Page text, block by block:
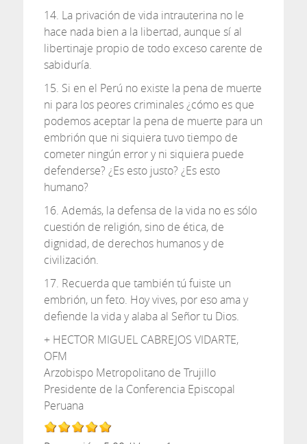
14. La privación de vida intrauterina no le
hace nada bien a la libertad, aunque sí al
libertinaje propio de todo exceso carente de
sabiduría.
15. Si en el Perú no existe la pena de muerte
ni para los peores criminales ¿cómo es que
podemos aceptar la pena de muerte para un
embrión que ni siquiera tuvo tiempo de
cometer ningún error y ni siquiera puede
defenderse? ¿Es esto justo? ¿Es esto
humano?
16. Además, la defensa de la vida no es sólo
cuestión de religión, sino de ética, de
dignidad, de derechos humanos y de
civilización.
17. Recuerda que también tú fuiste un
embrión, un feto. Hoy vives, por eso ama y
defiende la vida y alaba al Señor tu Dios.
+ HECTOR MIGUEL CABREJOS VIDARTE,
OFM
Arzobispo Metropolitano de Trujillo
Presidente de la Conferencia Episcopal
Peruana